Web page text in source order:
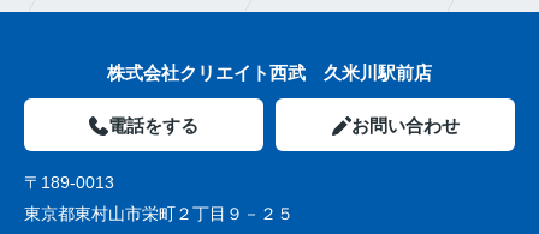
株式会社クリエイト西武 久米川駅前店
電話をする お問い合わせ
〒189-0013
東京都東村山市栄町２丁目９－２５